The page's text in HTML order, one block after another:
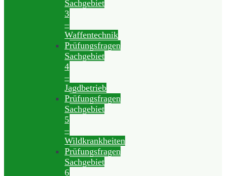
Sachgebiet
3
–
Waffentechnik
Prüfungsfragen
Sachgebiet
4
–
Jagdbetrieb
Prüfungsfragen
Sachgebiet
5
–
Wildkrankheiten
Prüfungsfragen
Sachgebiet
6